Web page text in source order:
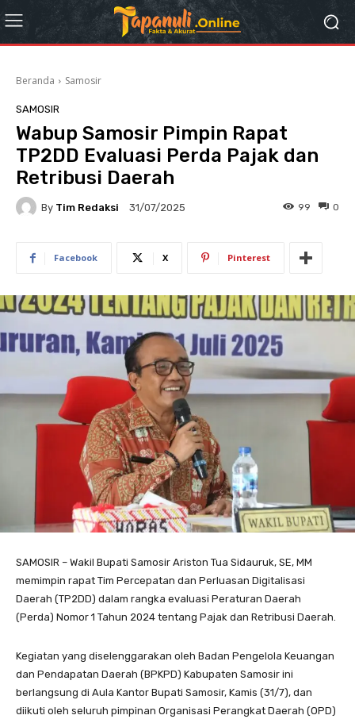
Beranda Samosir
SAMOSIR
Wabup Samosir Pimpin Rapat
TP2DD Evaluasi Perda Pajak dan
Retribusi Daerah
By Tim Redaksi 31/07/2025 0
99
Facebook X Pinterest
SAMOSIR – Wakil Bupati Samosir Ariston Tua Sidauruk, SE, MM
memimpin rapat Tim Percepatan dan Perluasan Digitalisasi
Daerah (TP2DD) dalam rangka evaluasi Peraturan Daerah
(Perda) Nomor 1 Tahun 2024 tentang Pajak dan Retribusi Daerah.
Kegiatan yang diselenggarakan oleh Badan Pengelola Keuangan
dan Pendapatan Daerah (BPKPD) Kabupaten Samosir ini
berlangsung di Aula Kantor Bupati Samosir, Kamis (31/7), dan
diikuti oleh seluruh pimpinan Organisasi Perangkat Daerah (OPD)